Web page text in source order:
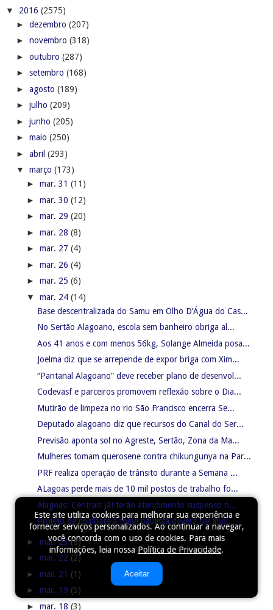
Este site utiliza cookies para melhorar sua experiência e
fornecer serviços personalizados. Ao continuar a navegar,
você concorda com o uso de cookies. Para mais
informações, leia nossa Política de Privacidade.
Aceitar
▼ 2016 (2575)
► dezembro (207)
► novembro (318)
► outubro (287)
► setembro (168)
► agosto (189)
► julho (209)
► junho (205)
► maio (250)
► abril (293)
▼ março (173)
► mar. 31 (11)
► mar. 30 (12)
► mar. 29 (20)
► mar. 28 (8)
► mar. 27 (4)
► mar. 26 (4)
► mar. 25 (6)
▼ mar. 24 (14)
Base descentralizada do Samu em Olho D’Água do Cas...
No Sertão Alagoano, escola sem banheiro obriga al...
Aos 41 anos e com menos 56kg, Solange Almeida posa...
Joelma diz que se arrepende de expor briga com Xim...
“Pantanal Alagoano” deve receber plano de desenvol...
Codevasf e parceiros promovem reflexão sobre o Dia...
Mutirão de limpeza no rio São Francisco encerra Se...
Deputado alagoano diz que recursos do Canal do Ser...
Previsão aponta sol no Agreste, Sertão, Zona da Ma...
Mulheres tomam querosene contra chikungunya na Par...
PRF realiza operação de trânsito durante a Semana ...
ALagoas perde mais de 10 mil postos de trabalho fo...
Alagoas: Centrais Já! terão atendimento suspenso n...
Projeto de combate à fome paulista deverá ser impl...
► mar. 23(8)
► mar. 22 (2)
► mar. 21 (1)
► mar. 19 (5)
► mar. 18 (3)